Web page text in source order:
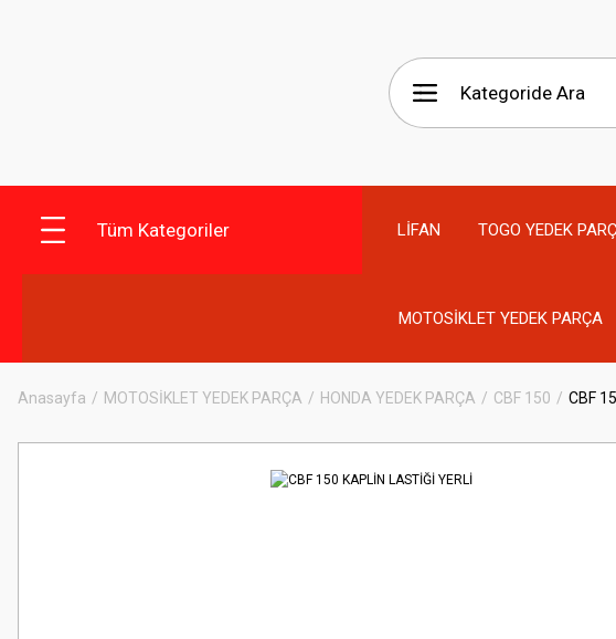
Tüm Kategoriler LİFAN TOGO YEDEK
MOTOSİKLET YEDEK PARÇA
Anasayfa MOTOSİKLET YEDEK PARÇA HONDA YEDEK PARÇA CBF 150 CBF